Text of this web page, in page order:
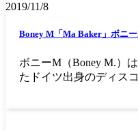
2019/11/8
Boney M「Ma Baker」ボニ
ボニーM（Boney M.）
たドイツ出身のディス